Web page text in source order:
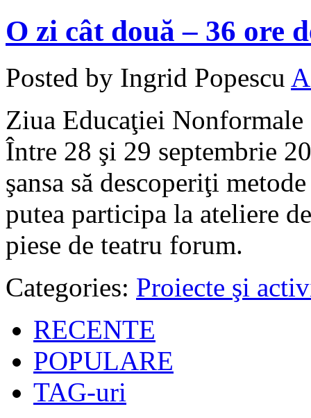
O zi cât două – 36 ore
Posted by Ingrid Popescu
Ziua Educaţiei Nonformale
Între 28 şi 29 septembrie
şansa să descoperiţi
putea participa la ateliere
piese de teatru forum.
Categories: Proiecte şi
RECENTE
POPULARE
TAG-uri